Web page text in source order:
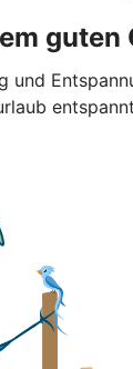
guten
und